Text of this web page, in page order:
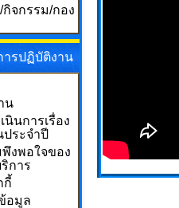
กิจกรรม/กอง
ารปฏิบัติงาน
น
นินการเรื่อง
ประจำปี
งพอใจของ
การ
กี้
อมูล